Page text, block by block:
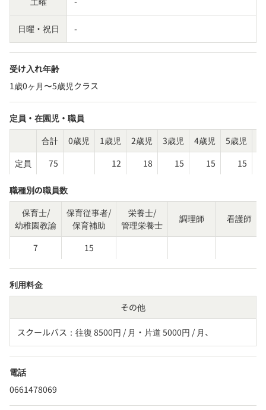
日曜・祝日 -
受け入れ年齢
1歳0ヶ月〜5歳児クラス
定員・在園児・職員
合計
0歳児 1歳児 2歳児 3歳児 4歳児 5歳児
定員
75 12 18 15 15 15
職種別の職員数
保育士/
幼稚園教諭
保育従事者/
保育補助
栄養士/
管理栄養士
調理師 看護師
7 15
利用料金
その他
スクールバス：往復 8500円 / 月・片道 5000円 / 月、
電話
0661478069